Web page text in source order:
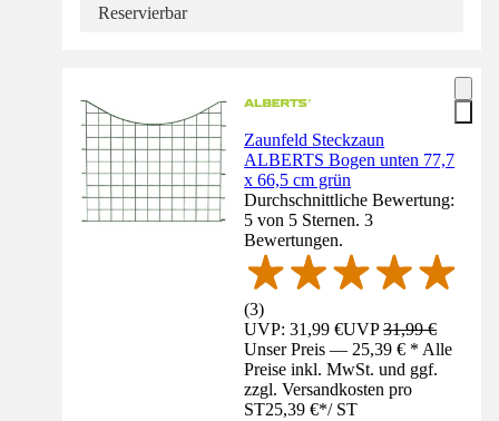
Reservierbar
Zaunfeld Steckzaun
ALBERTS Bogen unten 77,7
x 66,5 cm grün
Durchschnittliche Bewertung:
5 von 5 Sternen. 3
Bewertungen.
(3)
UVP: 31,99 €UVP31,99 €
Unser Preis — 25,39 € * Alle
Preise inkl. MwSt. und ggf.
zzgl. Versandkosten pro
ST25,39 €*/ ST